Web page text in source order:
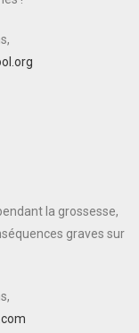
la grossesse,
graves sur